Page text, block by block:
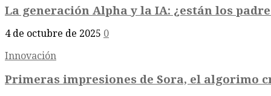
La generación Alpha y la IA: ¿están los
4 de octubre de 2025 0
Innovación
Primeras impresiones de Sora, el algorimo